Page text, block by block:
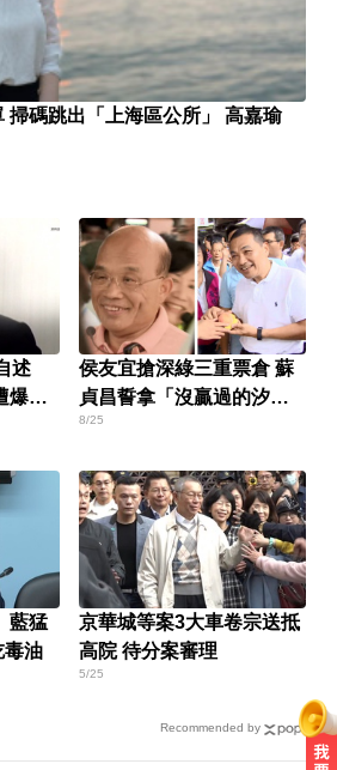
掃碼跳出「上海區公所」 高嘉瑜
述
爆
侯友宜搶深綠三重票倉 蘇
貞昌誓拿「沒贏過的汐
止」
8/25
藍猛
毒油
京華城等案3大車卷宗送抵
高院 待分案審理
5/25
Recommended by